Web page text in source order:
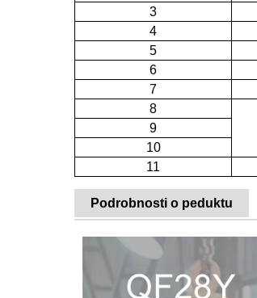
3
4
5
6
7
8
9
10
11
Podrobnosti o peduktu